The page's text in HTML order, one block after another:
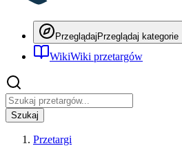
PrzeglądajPrzeglądaj kategorie
WikiWiki przetargów
Szukaj
Przetargi